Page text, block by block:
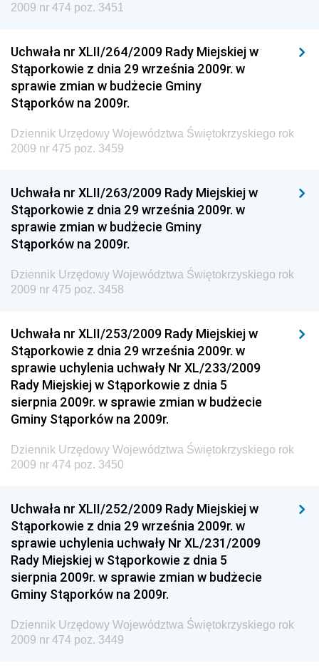
Dziennik Urzędowy Ministra Cyfryzacji
Dziennik Urzędowy Ministra Infrastruktury i
Budownictwa
Dziennik Urzędowy Ministra Gospodarki Morskiej i
Dziennik Urzędowy Ministra Energii
Dziennik Urzędowy Ministra Sprawiedliwości
Dziennik Urzędowy Ministra Rozwoju i Finansów
Dziennik Urzędowy Wyższego Urzędu Górniczego
Dziennik Urzędowy Prezesa Urzędu Transportu
Kolejowego
Technologii
Dziennik Urzędowy Ministra Inwestycji i Rozwoju
Dziennik Urzędowy Naczelnego Dyrektora Archiwów
Państwowych
Dziennik Urzędowy Ministra Finansów, Inwestycji i
Dziennik Urzędowy Ministra Klimatu
Dziennik Urzędowy Ministra Funduszy i Polityki
Regionalnej
Dziennik Urzędowy Ministra Aktywów Państwowych
Dziennik Urzędowy Ministra Zdrowia
Dziennik Urzędowy Ministra Środowiska i Głównego
Dziennik Urzędowy Ministra Klimatu i Środowiska
2009 nr 474 poz. 3451
Uchwała nr XLII/264/2009 Rady Miejskiej w
Stąporkowie z dnia 29 września 2009r. w
sprawie zmian w budżecie Gminy
Stąporków na 2009r.
Dziennik Urzędowy Województwa Świętokrzyskiego rok
2009 nr 475 poz. 3459
Uchwała nr XLII/263/2009 Rady Miejskiej w
Stąporkowie z dnia 29 września 2009r. w
sprawie zmian w budżecie Gminy
Stąporków na 2009r.
Dziennik Urzędowy Województwa Świętokrzyskiego rok
2009 nr 475 poz. 3458
Uchwała nr XLII/253/2009 Rady Miejskiej w
Stąporkowie z dnia 29 września 2009r. w
sprawie uchylenia uchwały Nr XL/233/2009
Rady Miejskiej w Stąporkowie z dnia 5
sierpnia 2009r. w sprawie zmian w budżecie
Gminy Stąporków na 2009r.
Dziennik Urzędowy Województwa Świętokrzyskiego rok
2009 nr 474 poz. 3450
Uchwała nr XLII/252/2009 Rady Miejskiej w
Stąporkowie z dnia 29 września 2009r. w
sprawie uchylenia uchwały Nr XL/231/2009
Rady Miejskiej w Stąporkowie z dnia 5
sierpnia 2009r. w sprawie zmian w budżecie
Gminy Stąporków na 2009r.
Dziennik Urzędowy Województwa Świętokrzyskiego rok
2009 nr 474 poz. 3449